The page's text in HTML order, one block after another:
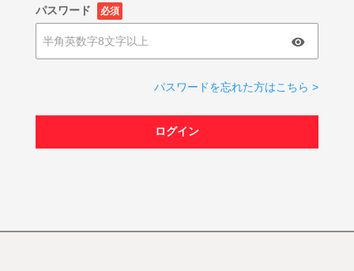
パスワード 必須
パスワードを忘れた方はこちら >
ログイン